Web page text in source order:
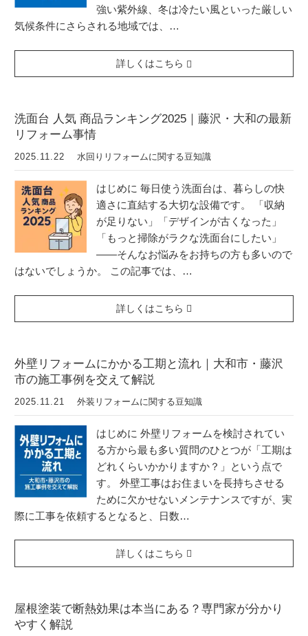
強い紫外線、冬は冷たい風といった厳しい
気候条件にさらされる地域では、…
詳しくはこちら
洗面台 人気 商品ランキング2025｜藤沢・大和の最新
リフォーム事情
2025.11.22 水回りリフォームに関する豆知識
はじめに 毎日使う洗面台は、暮らしの快
適さに直結する大切な設備です。 「収納
が足りない」「デザインが古くなった」
「もっと掃除がラクな洗面台にしたい」
――そんなお悩みをお持ちの方も多いので
はないでしょうか。 この記事では、…
詳しくはこちら
外壁リフォームにかかる工期と流れ｜大和市・藤沢
市の施工事例を交えて解説
2025.11.21 外装リフォームに関する豆知識
はじめに 外壁リフォームを検討されてい
る方から最も多い質問のひとつが「工期は
どれくらいかかりますか？」という点で
す。 外壁工事はお住まいを長持ちさせる
ために欠かせないメンテナンスですが、実
際に工事を依頼するとなると、日数…
詳しくはこちら
屋根塗装で断熱効果は本当にある？専門家が分かり
やすく解説